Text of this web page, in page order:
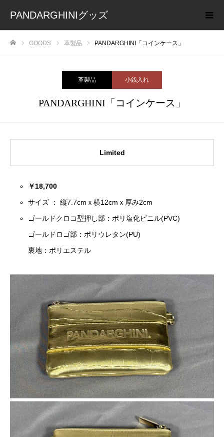
PANDARGHINIグッズ
GOODS 革製品 PANDARGHINI「コインケース」
革製品 小銭入れ
PANDARGHINI「コインケース」
Limited
￥18,700
サイズ ： 縦7.7cmｘ横12cmｘ厚み2cm
ゴールドクロコ型押し部：ポリ塩化ビニル(PVC)
ゴールドロゴ部：ポリウレタン(PU)
裏地：ポリエステル